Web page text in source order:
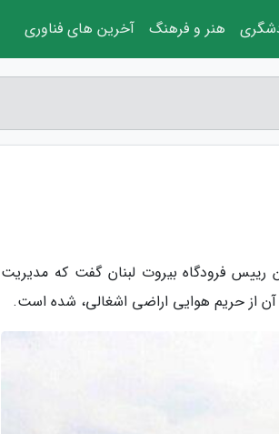
رییس فرودگاه بیروت لبنان گفت که مدیریت
آن از حریم هوایی اراضی اشغالی، شده است.
هنر و فرهنگ آخرین های فناوری